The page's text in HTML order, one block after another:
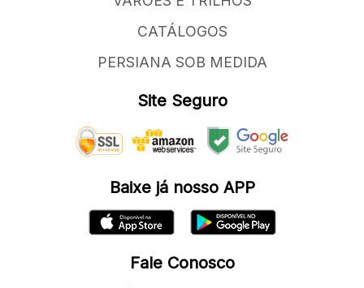
CATÁLOGOS
PERSIANA SOB MEDIDA
Site Seguro
Baixe já nosso APP
Fale Conosco